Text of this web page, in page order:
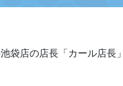
袋店の店長「カール店長